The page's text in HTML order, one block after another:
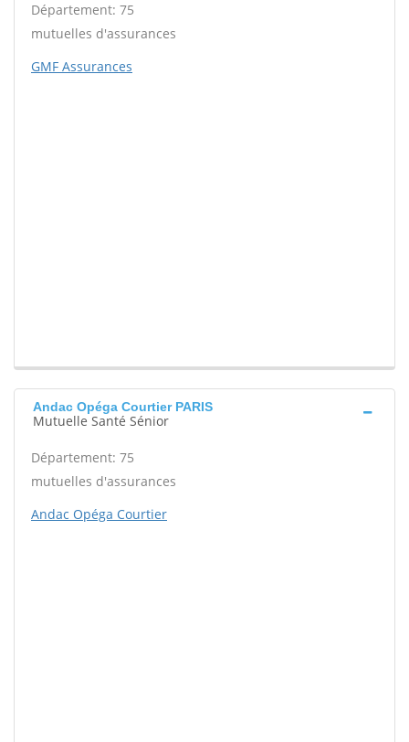
Département: 75
mutuelles d'assurances
GMF Assurances
Andac Opéga Courtier PARIS
Mutuelle Santé Sénior
Département: 75
mutuelles d'assurances
Andac Opéga Courtier